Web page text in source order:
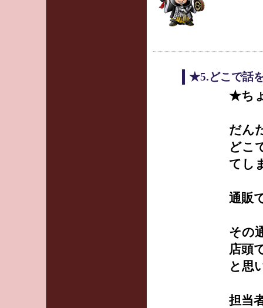
★5.どこで話
★ち
だん
どこ
てし
通販
その
店頭
と思
担当